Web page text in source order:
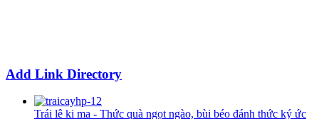
Add Link Directory
Trái lê ki ma - Thức quà ngọt ngào, bùi béo đánh thức ký ức